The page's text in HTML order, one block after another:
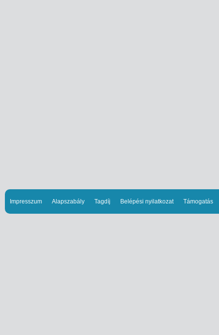
Impresszum Alapszabály Tagdíj Belépési nyilatkozat Támogatás